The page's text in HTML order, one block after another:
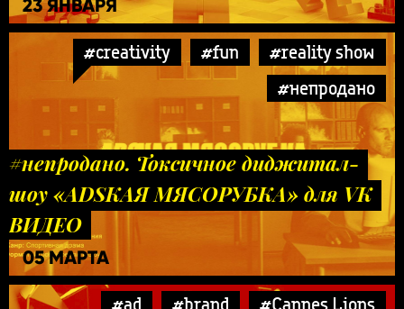
23 ЯНВАРЯ
#creativity #fun
#reality show
#непродано
#непродано. Токсичное диджитал-
шоу «ADSКАЯ МЯСОРУБКА» для VK
ВИДЕО
05 МАРТА
#ad #brand #Cannes Lions